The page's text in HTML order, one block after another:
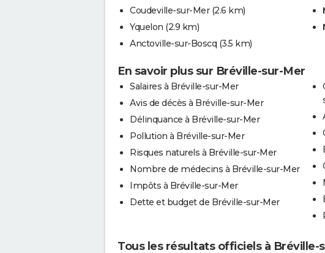
Coudeville-sur-Mer (2.6 km)
Yquelon (2.9 km)
Anctoville-sur-Boscq (3.5 km)
En savoir plus sur Bréville-sur-Mer
Salaires à Bréville-sur-Mer
Avis de décès à Bréville-sur-Mer
Délinquance à Bréville-sur-Mer
Pollution à Bréville-sur-Mer
Risques naturels à Bréville-sur-Mer
Nombre de médecins à Bréville-sur-Mer
Impôts à Bréville-sur-Mer
Dette et budget de Bréville-sur-Mer
Tous les résultats officiels à Bréville-